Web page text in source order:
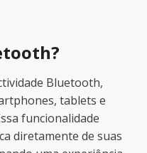
Bluetooth,
tablets e
funcionalidade
diretamente de suas